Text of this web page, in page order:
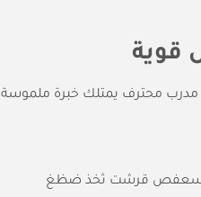
قوية
مدرب محترف يمتلك خبرة ملموسة
سعفص قرشت ثخذ ضظغ